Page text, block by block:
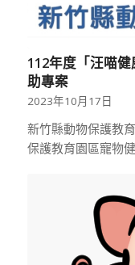
112年度「汪喵
助專案
2023年10月17日
新竹縣動物保護教
保護教育園區寵物